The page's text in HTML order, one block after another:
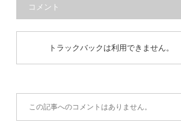
コメント
トラックバックは利用できません。
この記事へのコメントはありません。